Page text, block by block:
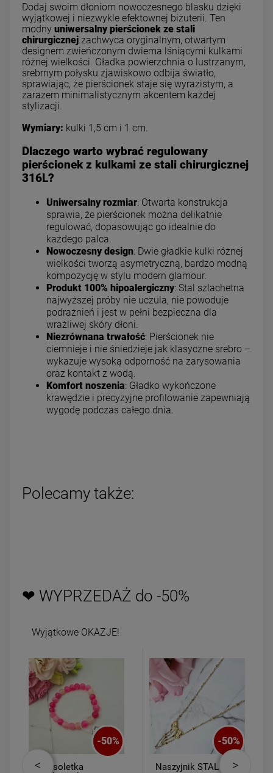
Dodaj swoim dłoniom nowoczesnego blasku dzięki
wyjątkowej i niezwykle efektownej biżuterii. Ten
modny uniwersalny pierścionek ze stali
chirurgicznej zachwyca oryginalnym, otwartym
designem zwieńczonym dwiema lśniącymi kulkami
różnej wielkości. Gładka powierzchnia o lustrzanym,
srebrnym połysku zjawiskowo odbija światło,
sprawiając, że pierścionek staje się wyrazistym, a
zarazem minimalistycznym akcentem każdej
stylizacji.
Wymiary: kulki 1,5 cm i 1 cm.
Dlaczego warto wybrać regulowany
pierścionek z kulkami ze stali chirurgicznej
316L?
Uniwersalny rozmiar: Otwarta konstrukcja
sprawia, że pierścionek można delikatnie
regulować, dopasowując go idealnie do
każdego palca.
Nowoczesny design: Dwie gładkie kulki różnej
wielkości tworzą asymetryczną, bardzo modną
kompozycję w stylu modern glamour.
Produkt 100% hipoalergiczny: Stal szlachetna
najwyższej próby nie uczula, nie powoduje
podrażnień i jest w pełni bezpieczna dla
wrażliwej skóry dłoni.
Niezrównana trwałość: Pierścionek nie
ciemnieje i nie śniedzieje jak klasyczne srebro –
wykazuje wysoką odporność na zarysowania
oraz kontakt z wodą.
Komfort noszenia: Gładko wykończone
krawędzie i precyzyjne profilowanie zapewniają
wygodę podczas całego dnia.
Polecamy także:
❤ WYPRZEDAŻ do -50%
Wyjątkowe OKAZJE!
-50%
Bransoletka
-50%
Naszyjnik STAL